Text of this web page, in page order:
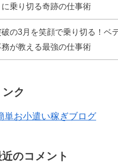
乗り切る奇跡の仕事術
の3月を笑顔で乗り切る！ベ
が教える最強の仕事術
ンク
単お小遣い稼ぎブログ
のコメント